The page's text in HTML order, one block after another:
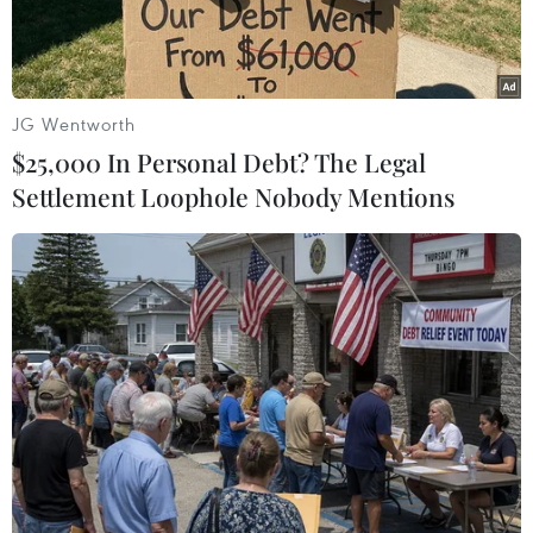
Một bát bún thang lươn Hưng Yên. (Ảnh: Vietnam+)
Không chỉ nổi tiếng với những đặc sản như
nhãn lồng, tương Bần, ếch om Phượng Tường,
người Hưng Yên còn tự hào với món bún thang
lươn được nằm trong Top 100 món ăn đặc sản
JG Wentworth
$25,000 In Personal Debt? The Legal
Settlement Loophole Nobody Mentions